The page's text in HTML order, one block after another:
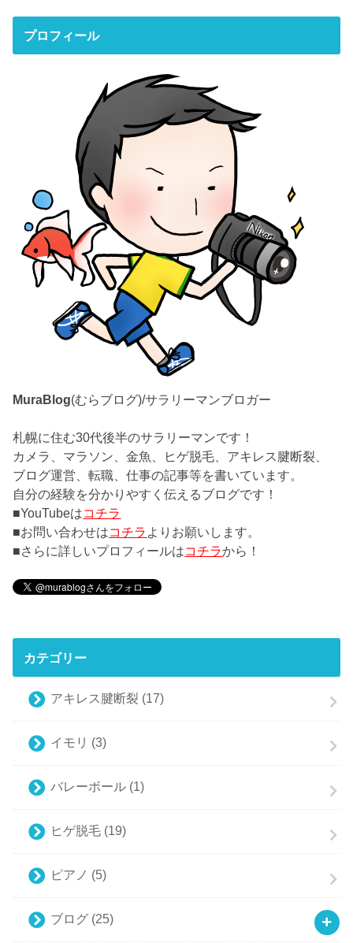
プロフィール
MuraBlog(むらブログ)/サラリーマンブロガー
札幌に住む30代後半のサラリーマンです！
カメラ、マラソン、金魚、ヒゲ脱毛、アキレス腱断裂、
ブログ運営、転職、仕事の記事等を書いています。
自分の経験を分かりやすく伝えるブログです！
■YouTubeはコチラ
■お問い合わせはコチラ よりお願いします。
■さらに詳しいプロフィールはコチラから！
カテゴリー
アキレス腱断裂 (17)
イモリ (3)
バレーボール (1)
ヒゲ脱毛 (19)
ピアノ (5)
ブログ (25)